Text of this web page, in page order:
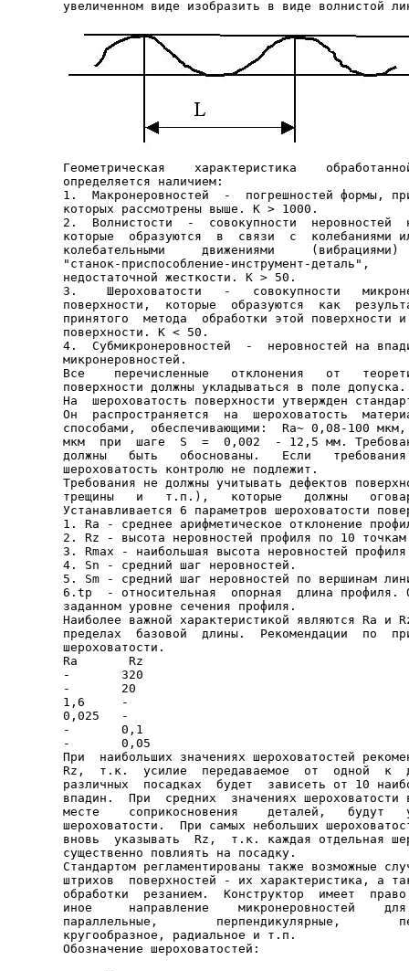
Геометрическая    характеристика
определяется наличием:
1.  Макронеровностей  -  погрешностей формы,
которых рассмотрены выше. К > 1000.
2.  Волнистости  -  совокупности  неровностей
которые  образуются  в  связи  с  колебаниями
колебательными     движениями
"станок-приспособление-инструмент-деталь",
недостаточной жесткости. К > 50.
3.    Шероховатости   -   совокупности
поверхности,  которые  образуются  как
принятого  метода  обработки этой поверхности
поверхности. К < 50.
4.  Субмикронеровностей  -  неровностей на
микронеровностей.
Все    перечисленные   отклонения   от
поверхности должны укладываться в поле допуска.
На  шероховатость поверхности утвержден
Он  распространяется  на  шероховатость
способами,  обеспечивающими:  Rа~ 0,08-100
мкм  при  шаге  S  =  0,002  - 12,5 мм.
должны   быть   обоснованы.   Если
шероховатость контролю не подлежит.
Требования не должны учитывать дефектов
трещины   и   т.п.),   которые   должны
Устанавливается 6 параметров шероховатости
1. Rа - среднее арифметическое отклонение
2. Rz - высота неровностей профиля по 10
З. Rmax - наибольшая высота неровностей
4. Sn - средний шаг неровностей.
5. Sm - средний шаг неровностей по вершинам
6.tp  - относительная  опорная  длина профиля.
заданном уровне сечения профиля.
Наиболее важной характеристикой являются Rа и
пределах  базовой  длины.  Рекомендации  по
шероховатости.
Rа       Rz
-       320
-       20
1,6     -
0,025   -
-       0,1
-       0,05
При  наибольших значениях шероховатостей
Rz,  т.к.  усилие  передаваемое  от  одной  к
различных  посадках  будет  зависеть от 10
впадин.  При  средних  значениях
месте    соприкосновения    деталей,   будут
шероховатости.  При самых небольших
вновь  указывать  Rz,  т.к. каждая отдельная
существенно повлиять на посадку.
Стандартом регламентированы также возможные
штрихов  поверхностей - их характеристика, а
обработки  резанием.  Конструктор  имеет
иное     направление    микронеровностей
параллельные,        перпендикулярные,
кругообразное, радиальное и т.п.